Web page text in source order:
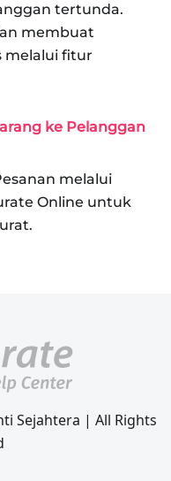
tertunda.
membuat
melalui fitur
ke Pelanggan
melalui
Online untuk
Sejahtera | All Rights